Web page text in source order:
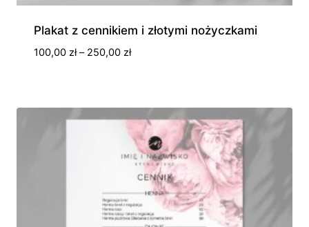
Plakat z cennikiem i złotymi nożyczkami
100,00 zł – 250,00 złZakres
250,00 zł